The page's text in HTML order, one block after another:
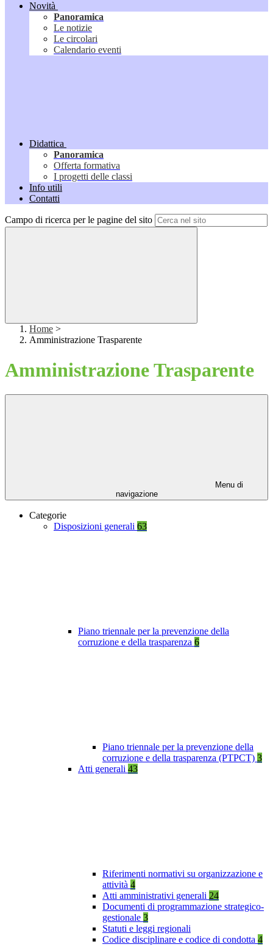
Novità
Panoramica
Le notizie
Le circolari
Calendario eventi
Didattica
Panoramica
Offerta formativa
I progetti delle classi
Info utili
Contatti
Campo di ricerca per le pagine del sito
Home >
Amministrazione Trasparente
Amministrazione Trasparente
Menu di
navigazione
Categorie
Disposizioni generali 63
Piano triennale per la prevenzione della
corruzione e della trasparenza 6
Piano triennale per la prevenzione della
corruzione e della trasparenza (PTPCT) 3
Atti generali 43
Riferimenti normativi su organizzazione e
attività 4
Atti amministrativi generali 24
Documenti di programmazione strategico-
gestionale 3
Statuti e leggi regionali
Codice disciplinare e codice di condotta 4